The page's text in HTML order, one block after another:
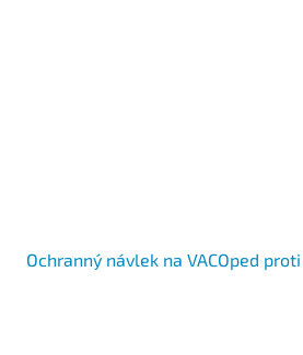
Ochranný návlek na VACOped